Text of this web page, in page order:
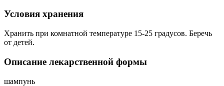
Условия хранения
Хранить при комнатной температуре 15-25 градусов. Беречь
от детей.
Описание лекарственной формы
шампунь